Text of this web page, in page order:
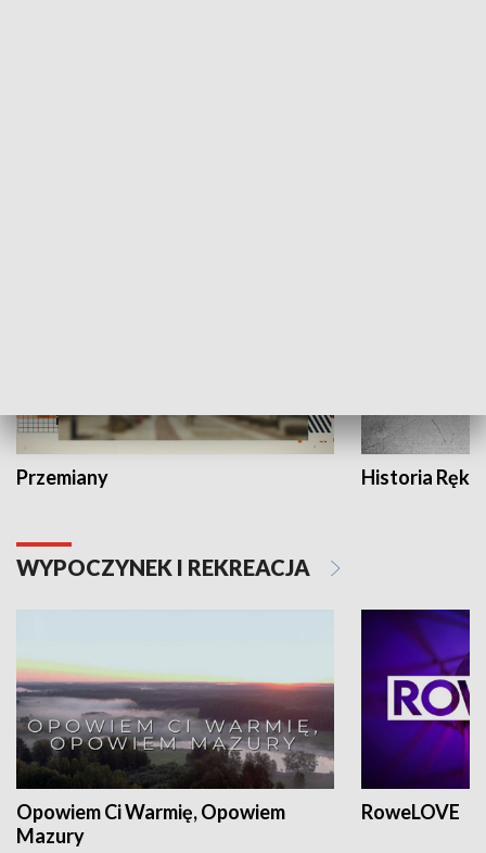
Przemiany Historia Ręką
WYPOCZYNEK I REKREACJA
Opowiem Ci Warmię, Opowiem
Mazury
RoweLOVE